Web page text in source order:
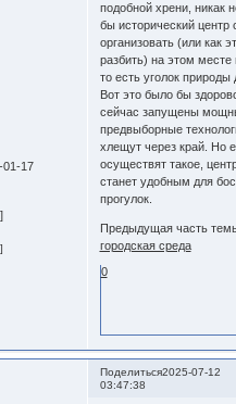
01-17
подобной хрени, никак
бы исторический центр
организовать (или как
разбить) на этом месте
то есть уголок природы
Вот это было бы
сейчас запущены
предвыборные
хлещут через край. Но
осуществят такое,
станет удобным для
прогулок.
Предыдущая часть
городская среда
0
Поделиться2025-07-12
03:47:38